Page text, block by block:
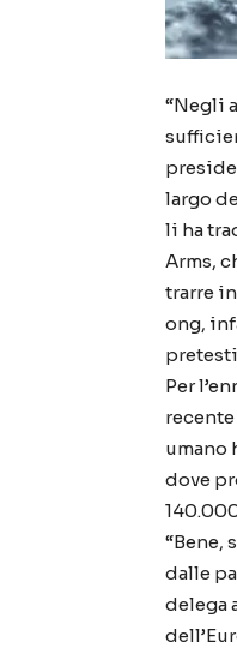
“Negli
largo
li ha
Arms,
trarre
ong,
Per
umano
dove
“Bene,
dalle
delega